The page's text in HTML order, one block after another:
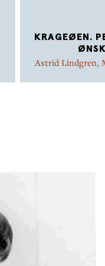
KRAGEØEN.
Astrid Lindgren,